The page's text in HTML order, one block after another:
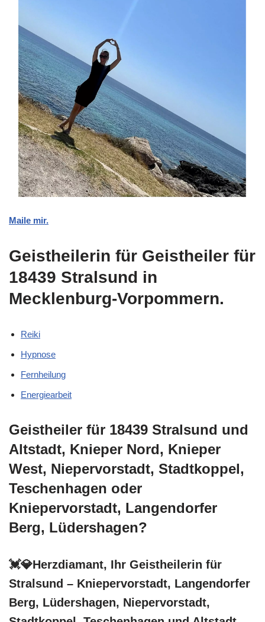
Maile mir.
Geistheilerin für Geistheiler für
18439 Stralsund in
Mecklenburg-Vorpommern.
Reiki
Hypnose
Fernheilung
Energiearbeit
Geistheiler für 18439 Stralsund und
Altstadt, Knieper Nord, Knieper
West, Niepervorstadt, Stadtkoppel,
Teschenhagen oder
Kniepervorstadt, Langendorfer
Berg, Lüdershagen?
💓️💎Herzdiamant, Ihr Geistheilerin für
Stralsund – Kniepervorstadt, Langendorfer
Berg, Lüdershagen, Niepervorstadt,